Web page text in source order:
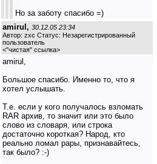
Но за заботу спасибо =)
amirul, 30.12.05 23:34
Автор: zxc Статус: Незарегистрированный
пользователь
<"чистая" ссылка>
amirul,
Большое спасибо. Именно то, что я
хотел услышать.
Т.е. если у кого получалось взломать
RAR архив, то значит или это было
слово из словаря, или строка
достаточно короткая? Народ, кто
реально ломал рары, признавайтесь,
так было? :-)